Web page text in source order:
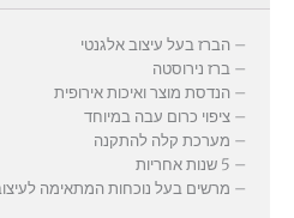
– הברז בעל עיצוב אלגנטי
– ברז נירוסטה
– הנדסת מוצר ואיכות אירופית
– ציפוי כרום עבה במיוחד
– מערכת קלה להתקנה
– 5 שנות אחריות
– מרשים בעל נוכחות המתאימה